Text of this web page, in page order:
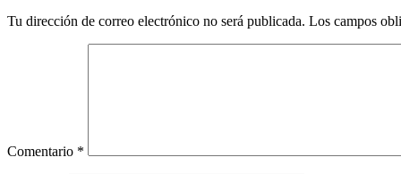
Tu dirección de correo electrónico no será publicada. Los campos
Comentario *